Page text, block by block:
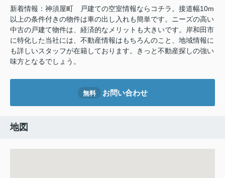
新着情報：神須屋町 戸建ての空室情報ならコチラ。接道幅10m
以上の条件付きの物件は車の出し入れも簡単です。ニーズの高い
中古の戸建て物件は、経済的なメリットも大きいです。岸和田市
に特化した当社には、不動産情報はもちろんのこと、地域情報に
も詳しいスタッフが在籍しております。きっと不動産探しの強い
味方となるでしょう。
無料 お問い合わせ
地図